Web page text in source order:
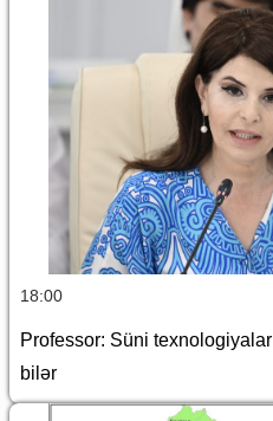
18:00
Professor: Süni
bilər